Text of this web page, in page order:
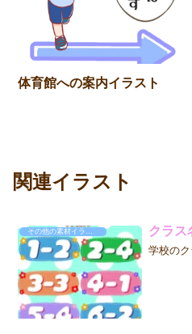
体育館への案内イラスト
関連イラスト
その他の素材イラスト クラス
学校のク